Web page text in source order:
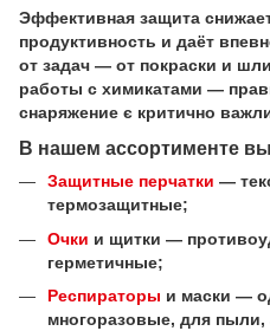
Эффективная защита
продуктивность и даёт
от задач — от покраски и
работы с химикатами —
снаряжение є критично
В нашем ассортименте
Защитные перчатки —
термозащитные;
Очки и щитки —
герметичные;
Респираторы и маски —
многоразовые, для пыли,